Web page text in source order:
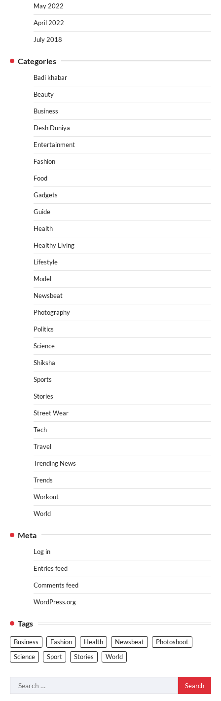
May 2022
April 2022
July 2018
Categories
Badi khabar
Beauty
Business
Desh Duniya
Entertainment
Fashion
Food
Gadgets
Guide
Health
Healthy Living
Lifestyle
Model
Newsbeat
Photography
Politics
Science
Shiksha
Sports
Stories
Street Wear
Tech
Travel
Trending News
Trends
Workout
World
Meta
Log in
Entries feed
Comments feed
WordPress.org
Tags
Business Fashion Health Newsbeat
Photoshoot
Science
Sport Stories World
Search
for: